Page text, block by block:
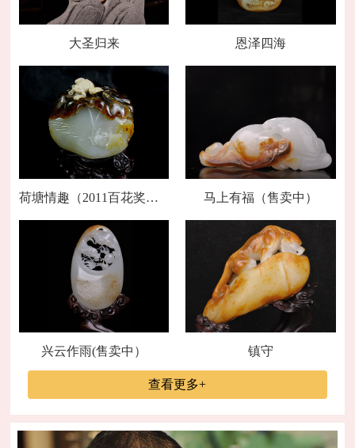
大圣归来 恩泽四海
荷塘情趣（2011百花奖金奖） 马上有福（售卖中）
兴云作雨(售卖中） 镇守
查看更多+